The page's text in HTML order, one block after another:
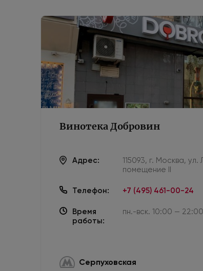
Винотека Добровин
Адрес:
115093, г. Москва,
помещение II
Телефон: +7 (495) 461-00-24
Время
работы:
пн.-вск. 10:00 — 22:00
Серпуховская